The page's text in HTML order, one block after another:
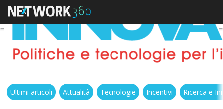
Ultimi articoli Attualità Tecnologie Incentivi Ricerca e